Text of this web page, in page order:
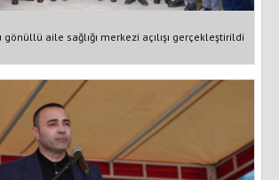
aile sağlığı merkezi açılışı gerçekleştirildi